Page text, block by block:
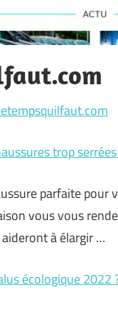
trop
parfaite pour
vous vous
à élargir …
écologique 2022